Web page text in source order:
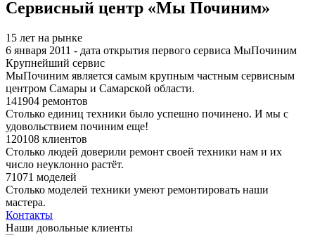
Сервисный центр «Мы Починим»
15 лет на рынке
6 января 2011 - дата открытия первого сервиса МыПочиним
Крупнейший сервис
МыПочиним является самым крупным частным сервисным
центром Самары и Самарской области.
141904 ремонтов
Столько единиц техники было успешно починено. И мы с
удовольствием починим еще!
120108 клиентов
Столько людей доверили ремонт своей техники нам и их
число неуклонно растёт.
71071 моделей
Столько моделей техники умеют ремонтировать наши
мастера.
Контакты
Наши довольные клиенты